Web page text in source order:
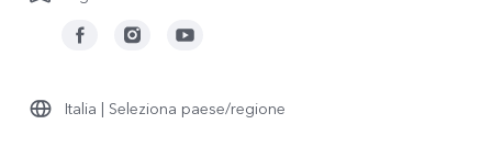
Italia | Seleziona paese/regione